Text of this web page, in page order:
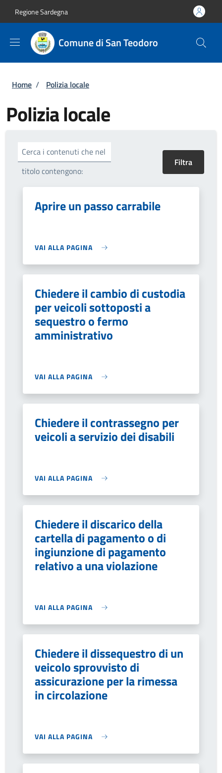
Regione Sardegna
Comune di San Teodoro
Briciole di pane
Home / Polizia locale
Polizia locale
Cerca i contenuti che nel
titolo contengono:
Aprire un passo carrabile
VAI ALLA PAGINA
Chiedere il cambio di custodia
per veicoli sottoposti a
sequestro o fermo
amministrativo
VAI ALLA PAGINA
Chiedere il contrassegno per
veicoli a servizio dei disabili
VAI ALLA PAGINA
Chiedere il discarico della
cartella di pagamento o di
ingiunzione di pagamento
relativo a una violazione
VAI ALLA PAGINA
Chiedere il dissequestro di un
veicolo sprovvisto di
assicurazione per la rimessa
in circolazione
VAI ALLA PAGINA